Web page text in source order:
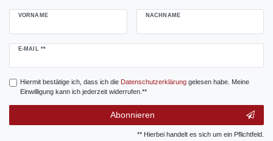
VORNAME NACHNAME
E-MAIL **
Newsletter
Hiermit bestätige ich, dass ich die Daten­schutz­erklärunggelesen habe. Meine
Einwilligung kann ich jederzeit widerrufen.**
Abonnieren
** Hierbei handelt es sich um ein Pflichtfeld.